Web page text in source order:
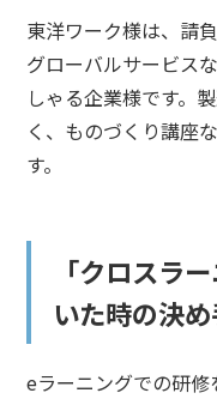
東洋ワーク様は、請
グローバルサービス
しゃる企業様です。
く、ものづくり講座
す。
「クロスラ
いた時の決
eラーニングでの研修